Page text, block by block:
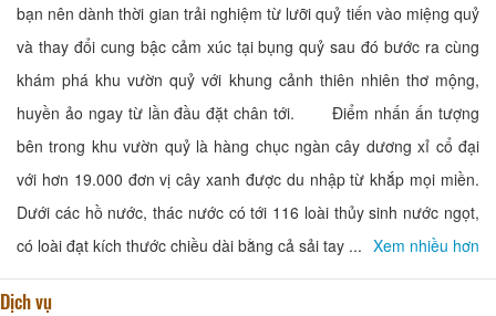
bạn nên dành thời gian trải nghiệm từ lưỡi quỷ tiến vào miệng quỷ
và thay đổi cung bậc cảm xúc tại bụng quỷ sau đó bước ra cùng
khám phá khu vườn quỷ với khung cảnh thiên nhiên thơ mộng,
huyền ảo ngay từ lần đầu đặt chân tới. Điểm nhấn ấn tượng
bên trong khu vườn quỷ là hàng chục ngàn cây dương xỉ cổ đại
với hơn 19.000 đơn vị cây xanh được du nhập từ khắp mọi miền.
Dưới các hồ nước, thác nước có tới 116 loài thủy sinh nước ngọt,
có loài đạt kích thước chiều dài bằng cả sải tay ... Xem nhiều hơn
Dịch vụ